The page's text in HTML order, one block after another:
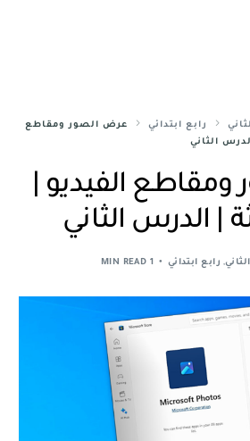
رابع ابتدائي
عرض الصور ومقاطع
الثاني
الفيديو |
| الدرس الثاني
, رابع ابتدائي 1 MIN READ